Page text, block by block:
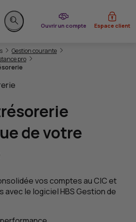
Rechercher sur le site
Ouvrir un compte
du CIC Espace client
Gestion courante
pro
de votre
vos comptes auCICet
avec le logicielHBSGestion de